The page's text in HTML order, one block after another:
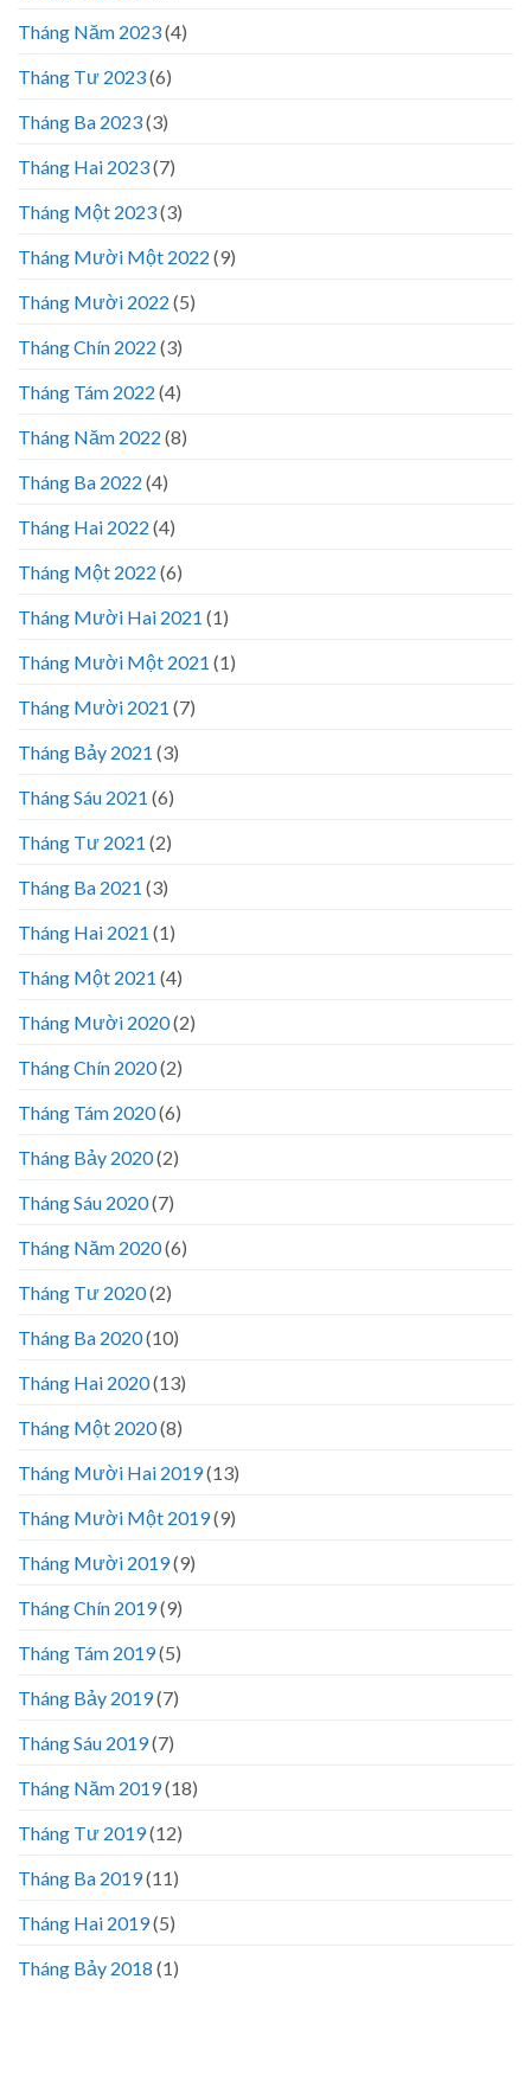
Tháng Năm 2023(4)
Tháng Tư 2023(6)
Tháng Ba 2023(3)
Tháng Hai 2023(7)
Tháng Một 2023(3)
Tháng Mười Một 2022 (9)
Tháng Mười 2022 (5)
Tháng Chín 2022 (3)
Tháng Tám 2022 (4)
Tháng Năm 2022 (8)
Tháng Ba 2022 (4)
Tháng Hai 2022 (4)
Tháng Một 2022 (6)
Tháng Mười Hai 2021 (1)
Tháng Mười Một 2021 (1)
Tháng Mười 2021 (7)
Tháng Bảy 2021 (3)
Tháng Sáu 2021 (6)
Tháng Tư 2021 (2)
Tháng Ba 2021 (3)
Tháng Hai 2021 (1)
Tháng Một 2021 (4)
Tháng Mười 2020(2)
Tháng Chín 2020(2)
Tháng Tám 2020(6)
Tháng Bảy 2020(2)
Tháng Sáu 2020(7)
Tháng Năm 2020(6)
Tháng Tư 2020(2)
Tháng Ba 2020(10)
Tháng Hai 2020(13)
Tháng Một 2020(8)
Tháng Mười Hai 2019(13)
Tháng Mười Một 2019(9)
Tháng Mười 2019(9)
Tháng Chín 2019(9)
Tháng Tám 2019(5)
Tháng Bảy 2019(7)
Tháng Sáu 2019(7)
Tháng Năm 2019(18)
Tháng Tư 2019(12)
Tháng Ba 2019(11)
Tháng Hai 2019(5)
Tháng Bảy 2018 (1)